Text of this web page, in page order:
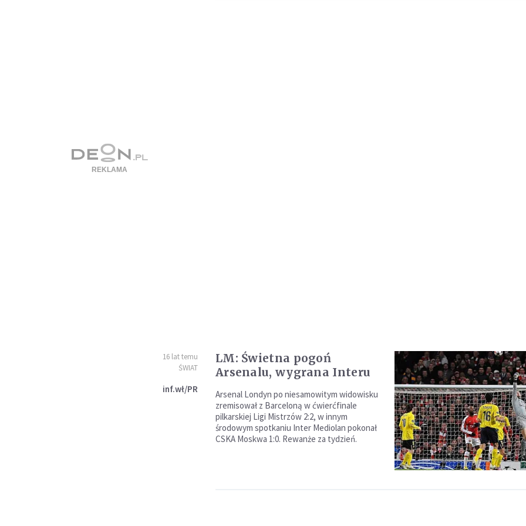
16 lat temu
ŚWIAT
inf.wł/PR
LM: Świetna pogoń
Arsenalu, wygrana Interu
Arsenal Londyn po niesamowitym widowisku
zremisował z Barceloną w ćwierćfinale
pilkarskiej Ligi Mistrzów 2:2, w innym
środowym spotkaniu Inter Mediolan pokonał
CSKA Moskwa 1:0. Rewanże za tydzień.